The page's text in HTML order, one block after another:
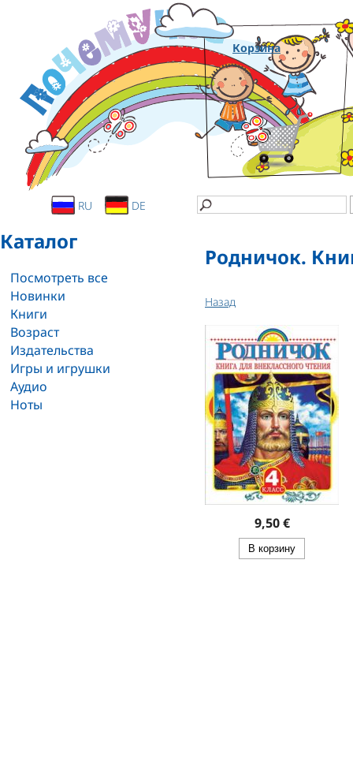
Корзина
RU DE
Каталог
Посмотреть все
Новинки
Книги
Возраст
Издательства
Игры и игрушки
Аудио
Ноты
Родничок.
Назад
9,50 €